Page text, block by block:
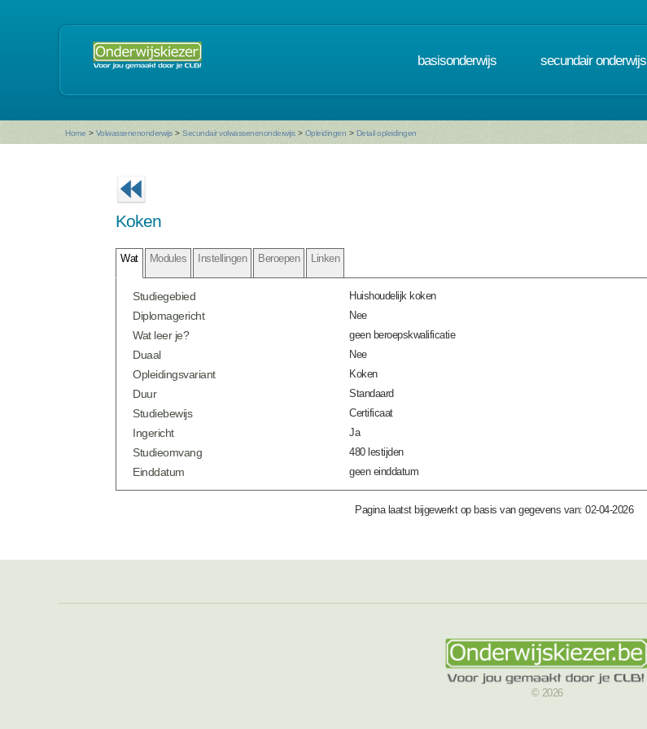
basisonderwijs secundair onderwijs
Home > Volwassenenonderwijs > Secundair volwassenenonderwijs > Opleidingen > Detail opleidingen
Koken
Wat Modules Instellingen Beroepen Linken
Studiegebied Huishoudelijk koken
Diplomagericht Nee
Wat leer je? geen beroepskwalificatie
Duaal Nee
Opleidingsvariant Koken
Duur Standaard
Studiebewijs Certificaat
Ingericht Ja
Studieomvang 480 lestijden
Einddatum geen einddatum
Pagina laatst bijgewerkt op basis van gegevens van: 02-04-2026
© 2026